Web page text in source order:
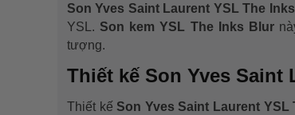
Son Yves Saint Laurent YSL The
YSL. Son kem YSL The Inks Blur
tượng.
Thiết kế Son Yves Saint
Thiết kế Son Yves Saint Laurent YSL